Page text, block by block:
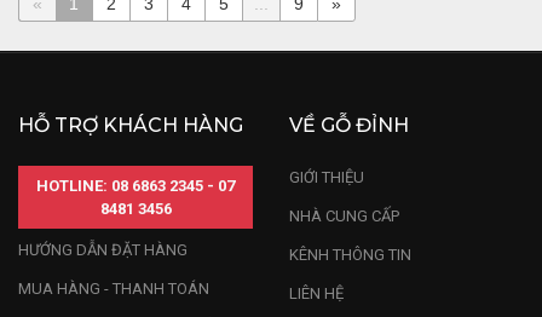
HỖ TRỢ KHÁCH HÀNG
HOTLINE: 08 6863 2345 - 07
8481 3456
HƯỚNG DẪN ĐẶT HÀNG
MUA HÀNG - THANH TOÁN
VỀ GỖ ĐỈNH
GIỚI THIỆU
NHÀ CUNG CẤP
KÊNH THÔNG TIN
LIÊN HỆ